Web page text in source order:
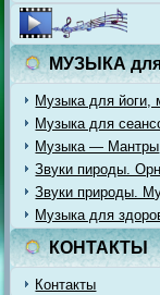
МУЗЫКА для
Музыка для йоги,
Музыка для
Музыка — Мантры
Звуки пироды.
Звуки природы.
Музыка для
КОНТАКТЫ
Контакты